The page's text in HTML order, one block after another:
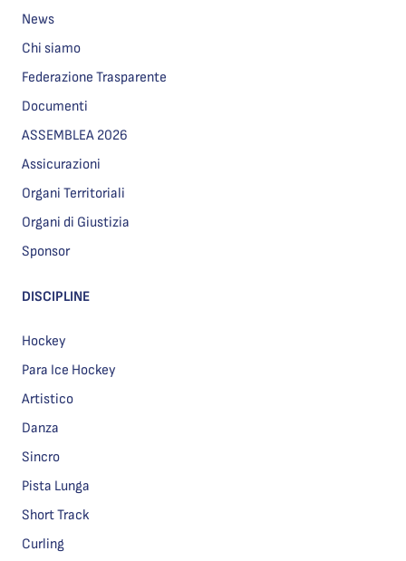
News
Chi siamo
Federazione Trasparente
Documenti
ASSEMBLEA 2026
Assicurazioni
Organi Territoriali
Organi di Giustizia
Sponsor
DISCIPLINE
Hockey
Para Ice Hockey
Artistico
Danza
Sincro
Pista Lunga
Short Track
Curling